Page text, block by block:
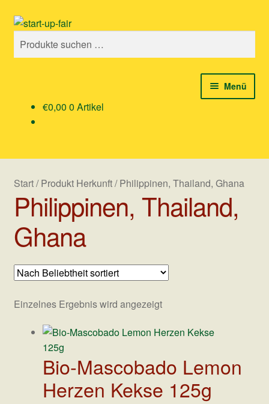
Zur
Navigation
springen
Zum
Inhalt
springen
Suchen
nach:
Suchen
Menü
Rund um Ostern
Über uns
Mein Konto
Datenschutz
€0,00 0 Artikel
Start/Produkt Herkunft/Philippinen, Thailand, Ghana
Philippinen, Thailand,
Ghana
Einzelnes Ergebnis wird angezeigt
Bio-Mascobado Lemon
Herzen Kekse 125g